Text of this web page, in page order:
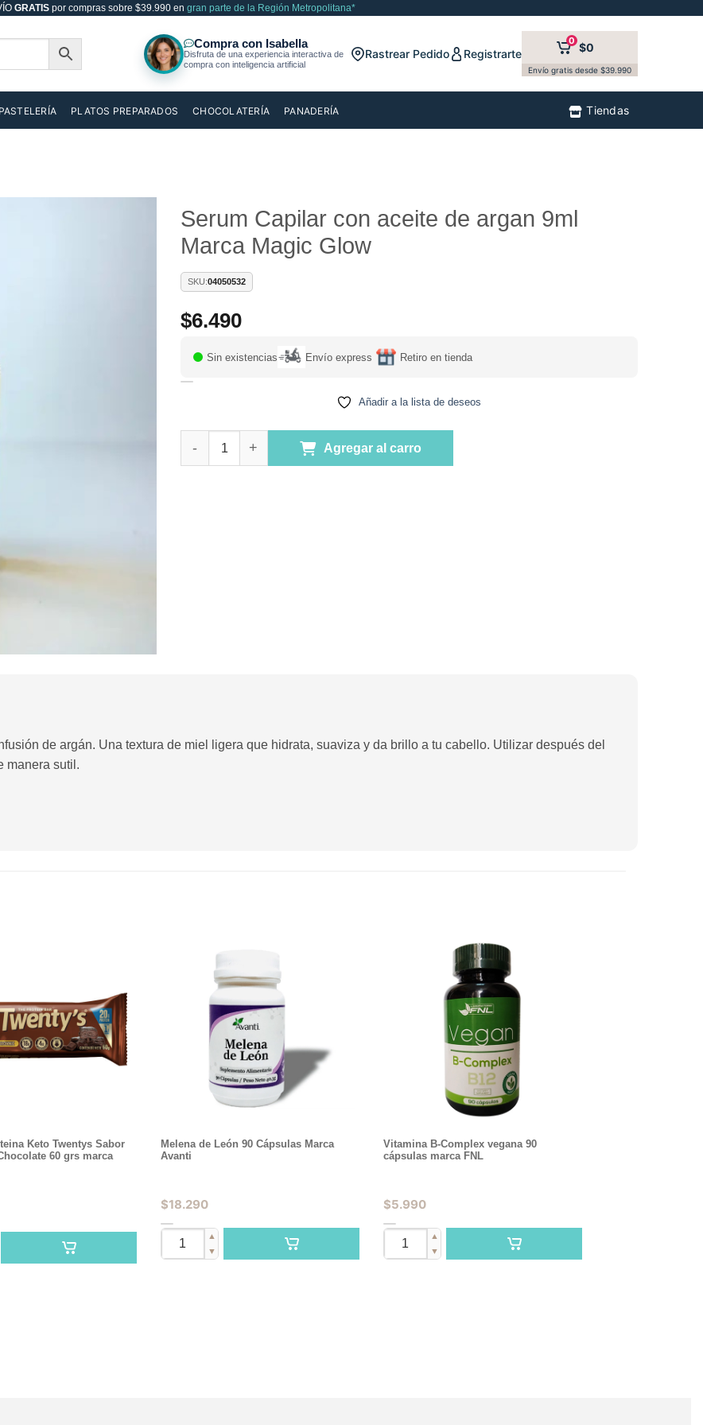
GRATISpor compras sobre $39.990 en gran parte de la Región Metropolitana*
Rastrear Pedido Registrarte
0 $0
Envío gratis desde $39.990
PASTELERÍA PLATOS PREPARADOS CHOCOLATERÍA PANADERÍA Tiendas
Serum Capilar con aceite de argan 9ml
Marca Magic Glow
SKU:04050532
$6.490
Sin existencias Envío express Retiro en tienda
Añadir a la lista de deseos
Agregar al carro
de argán. Una textura de miel ligera que hidrata, suaviza y da brillo a tu cabello. Utilizar después del
manera sutil.
Keto Twentys Sabor
60 grs marca
Melena de León 90 Cápsulas Marca
Avanti
$18.290
▲
▼
Vitamina B-Complex vegana 90
cápsulas marca FNL
$5.990
▲
▼